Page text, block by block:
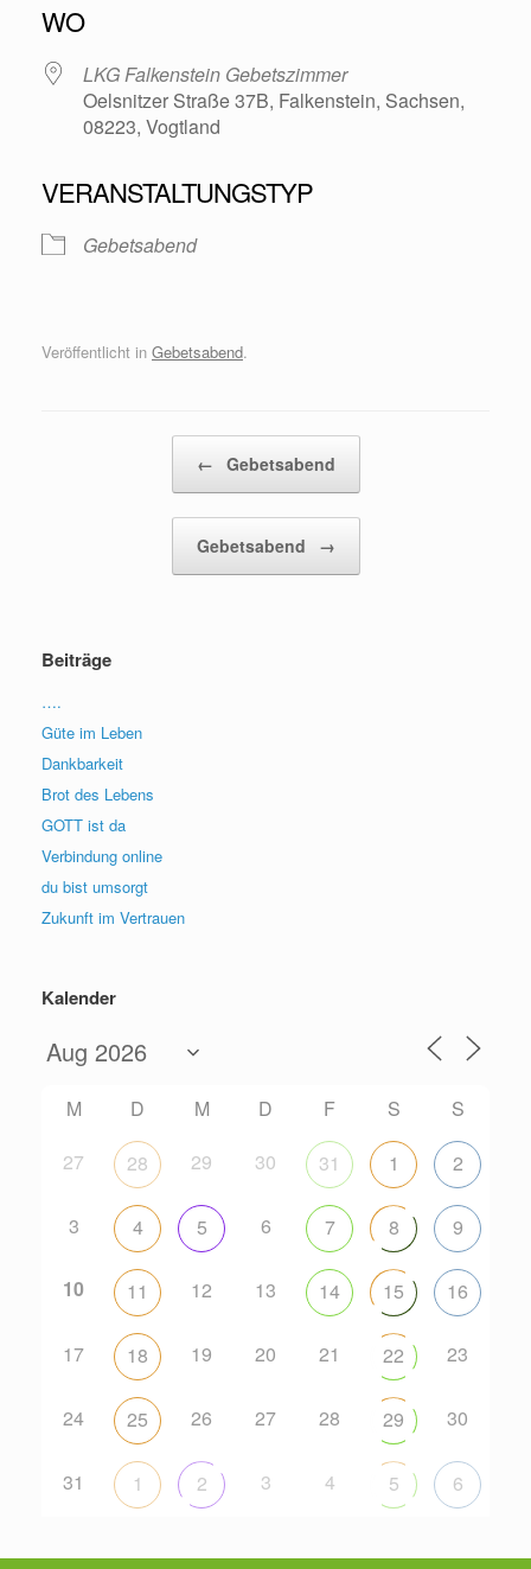
WO
LKG Falkenstein Gebetszimmer
Oelsnitzer Straße 37B, Falkenstein, Sachsen,
08223, Vogtland
VERANSTALTUNGSTYP
Gebetsabend
Veröffentlicht in Gebetsabend.
← Gebetsabend
Gebetsabend →
Beiträge
….
Güte im Leben
Dankbarkeit
Brot des Lebens
GOTT ist da
Verbindung online
du bist umsorgt
Zukunft im Vertrauen
Kalender
M D M D F S
S
27
28 29 30 31 1 2
3 4 5 6 7 8 9
10 11 12 13 14 15 16
17 18 19 20 21 22 23
24 25 26 27 28 29 30
31 1 2 3 4 5 6